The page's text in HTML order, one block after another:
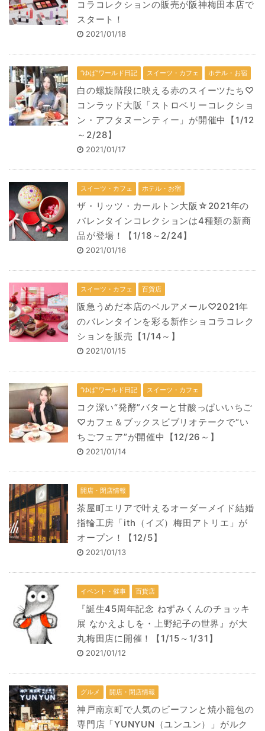
コラコレクションの販売が阪神梅田本店で
スタート！
2021/01/18
“ゆば”ワールド日記 スイーツ・カフェ ホテル・お宿
白の螺旋階段に映える赤のスイーツたち♡
コンラッド大阪「ストロベリーコレクショ
ン・アフタヌーンティー」が開催中【1/12
～2/28】
2021/01/17
スイーツ・カフェ ホテル・お宿
ザ・リッツ・カールトン大阪☆2021年の
バレンタインコレクションは4種類の新商
品が登場！【1/18～2/24】
2021/01/16
スイーツ・カフェ 百貨店
阪急うめだ本店のベルアメール♡2021年
のバレンタインを彩る新作ショコラコレク
ションを販売【1/14～】
2021/01/15
“ゆば”ワールド日記 スイーツ・カフェ
コク深い“発酵”バターと甘酸っぱいいちご
♡カフェ＆ブックスビブリオテークで“い
ちごフェア”が開催中【12/26～】
2021/01/14
開店・閉店情報
茶屋町エリアで叶えるオーダーメイド結婚
指輪工房「ith（イズ）梅田アトリエ」が
オープン！【12/5】
2021/01/13
イベント・催事 百貨店
『誕生45周年記念 ねずみくんのチョッキ
展 なかえよしを・上野紀子の世界』が大
丸梅田店に開催！【1/15～1/31】
2021/01/12
グルメ 開店・閉店情報
神戸南京町で人気のビーフンと焼小籠包の
専門店「YUNYUN（ユンユン）」がルク